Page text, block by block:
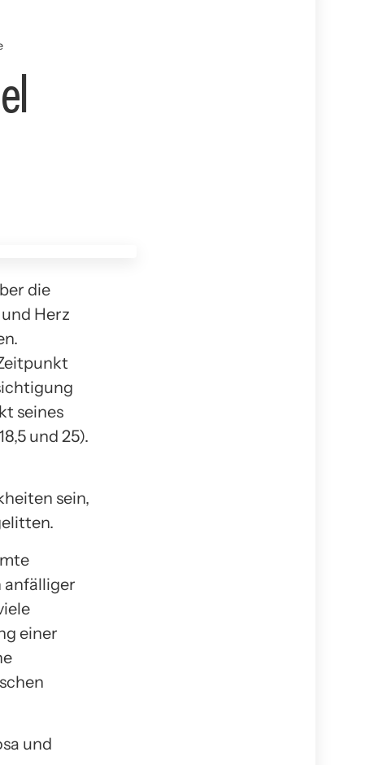
die
Herz
seines
und 25).
sein,
anfälliger
einer
und